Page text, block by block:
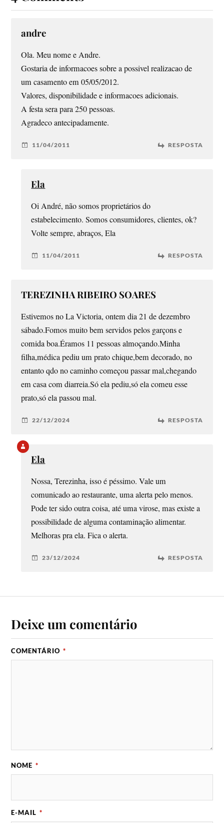
andre
Ola. Meu nome e Andre.
Gostaria de informacoes sobre a possivel realizacao de
um casamento em 05/05/2012.
Valores, disponibilidade e informacoes adicionais.
A festa sera para 250 pessoas.
Agradeco antecipadamente.
11/04/2011 RESPOSTA
Ela
Oi André, não somos proprietários do
estabelecimento. Somos consumidores, clientes, ok?
Volte sempre, abraços, Ela
11/04/2011 RESPOSTA
TEREZINHA RIBEIRO SOARES
Estivemos no La Victoria, ontem dia 21 de dezembro
sábado.Fomos muito bem servidos pelos garçons e
comida boa.Éramos 11 pessoas almoçando.Minha
filha,médica pediu um prato chique,bem decorado, no
entanto qdo no caminho começou passar mal,chegando
em casa com diarreia.Só ela pediu,só ela comeu esse
prato,só ela passou mal.
22/12/2024 RESPOSTA
Ela
Nossa, Terezinha, isso é péssimo. Vale um
comunicado ao restaurante, uma alerta pelo menos.
Pode ter sido outra coisa, até uma virose, mas existe a
possibilidade de alguma contaminação alimentar.
Melhoras pra ela. Fica o alerta.
23/12/2024 RESPOSTA
Deixe um comentário
COMENTÁRIO *
NOME *
E-MAIL *